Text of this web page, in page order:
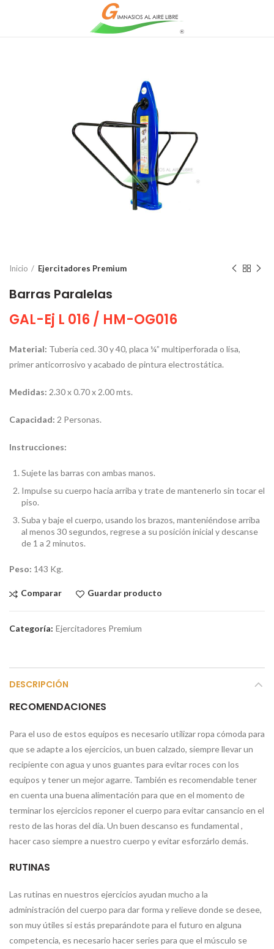
Inicio Ejercitadores Premium
Barras Paralelas
GAL-Ej L 016 / HM-OG016
Material: Tubería ced. 30 y 40, placa ¼” multiperforada o lisa,
primer anticorrosivo y acabado de pintura electrostática.
Medidas: 2.30 x 0.70 x 2.00 mts.
Capacidad: 2 Personas.
Instrucciones:
Sujete las barras con ambas manos.
Impulse su cuerpo hacia arriba y trate de mantenerlo sin tocar el
piso.
Suba y baje el cuerpo, usando los brazos, manteniéndose arriba
al menos 30 segundos, regrese a su posición inicial y descanse
de 1 a 2 minutos.
Peso: 143 Kg.
Comparar Guardar producto
Categoría: Ejercitadores Premium
DESCRIPCIÓN
RECOMENDACIONES
Para el uso de estos equipos es necesario utilizar ropa cómoda para
que se adapte a los ejercicios, un buen calzado, siempre llevar un
recipiente con agua y unos guantes para evitar roces con los
equipos y tener un mejor agarre. También es recomendable tener
en cuenta una buena alimentación para que en el momento de
terminar los ejercicios reponer el cuerpo para evitar cansancio en el
resto de las horas del día. Un buen descanso es fundamental ,
hacer caso siempre a nuestro cuerpo y evitar esforzárlo demás.
RUTINAS
Las rutinas en nuestros ejercicios ayudan mucho a la
administración del cuerpo para dar forma y relieve donde se desee,
son muy útiles si estás preparándote para el futuro en alguna
competencia, es necesario hacer series para que el músculo se